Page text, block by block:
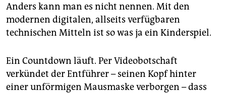
Anders kann man es nicht nennen. Mit den
modernen digitalen, allseits verfügbaren
technischen Mitteln ist so was ja ein Kinderspiel.
Ein Countdown läuft. Per Videobotschaft
verkündet der Entführer – seinen Kopf hinter
einer unförmigen Mausmaske verborgen – dass